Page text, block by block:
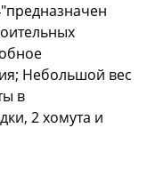
Небольшой вес
в
2 хомута и